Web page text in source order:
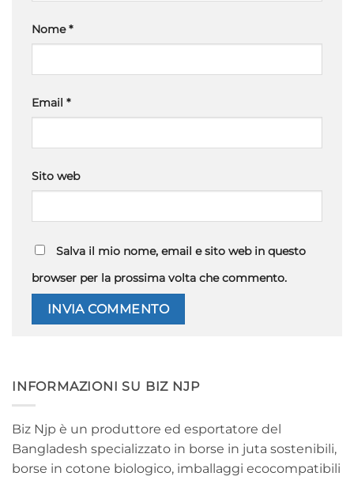
Nome*
Email *
Sito web
Salva il mio nome, email e sito web in questo
browser per la prossima volta che commento.
INFORMAZIONI SU BIZ NJP
Biz Njp è un produttore ed esportatore del
Bangladesh specializzato in borse in juta sostenibili,
borse in cotone biologico, imballaggi ecocompatibili